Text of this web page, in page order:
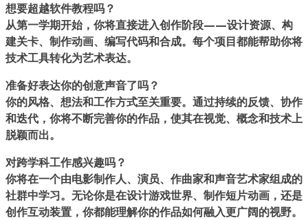
想要超越软件教程吗？
从第一学期开始，你将直接进入创作阶段——设计资源、构
建关卡、制作动画、编写代码和合成。每个项目都能帮助你将
技术工具转化为艺术表达。
准备好表达你的创意声音了吗？
你的风格、想法和工作方式至关重要。通过持续的反馈、协作
和迭代，你将不断完善你的作品，使其在视觉、概念和技术上
脱颖而出。
对跨学科工作感兴趣吗？
你将在一个由电影制作人、演员、作曲家和声音艺术家组成的
社群中学习。无论你是在设计游戏世界、制作短片动画，还是
创作互动装置，你都能理解你的作品如何融入更广阔的视野。